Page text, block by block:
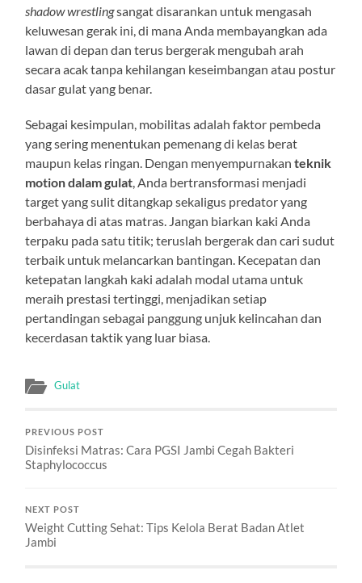
shadow wrestlingsangat disarankan untuk mengasah
keluwesan gerak ini, di mana Anda membayangkan ada
lawan di depan dan terus bergerak mengubah arah
secara acak tanpa kehilangan keseimbangan atau postur
dasar gulat yang benar.
Sebagai kesimpulan, mobilitas adalah faktor pembeda
yang sering menentukan pemenang di kelas berat
maupun kelas ringan. Dengan menyempurnakanteknik
motion dalam gulat , Anda bertransformasi menjadi
target yang sulit ditangkap sekaligus predator yang
berbahaya di atas matras. Jangan biarkan kaki Anda
terpaku pada satu titik; teruslah bergerak dan cari sudut
terbaik untuk melancarkan bantingan. Kecepatan dan
ketepatan langkah kaki adalah modal utama untuk
meraih prestasi tertinggi, menjadikan setiap
pertandingan sebagai panggung unjuk kelincahan dan
kecerdasan taktik yang luar biasa.
Gulat
PREVIOUS POST
Disinfeksi Matras: Cara PGSI Jambi Cegah Bakteri
Staphylococcus
NEXT POST
Weight Cutting Sehat: Tips Kelola Berat Badan Atlet
Jambi